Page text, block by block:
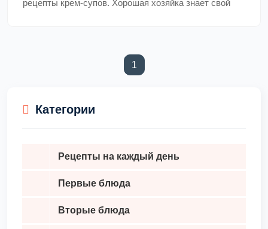
рецепты крем-супов. Хорошая хозяйка знает свой
1
(current)
Категории
Рецепты на каждый день
Первые блюда
Вторые блюда